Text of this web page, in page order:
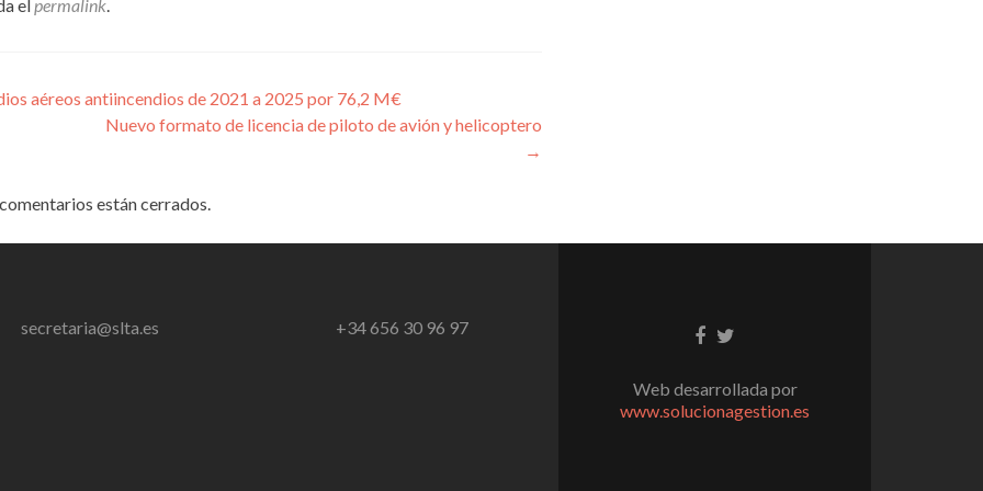
el permalink
aéreos antiincendios de 2021 a 2025 por 76,2 M€
Nuevo formato de licencia de piloto de avión y helicoptero
→
están cerrados.
secretaria@slta.es +34 656 30 96 97
EnlaceEnlace
Web desarrollada por
www.solucionagestion.es